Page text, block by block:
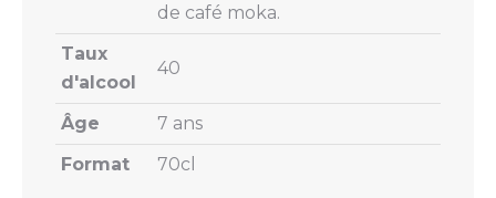
de café moka.
Taux
d'alcool
40
Âge
7 ans
Format
70cl